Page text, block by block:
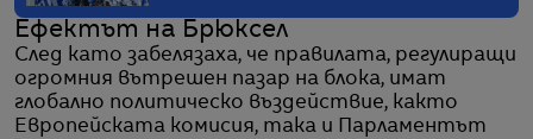
Ефектът на Брюксел
След като забелязаха, че правилата, регулиращи
огромния вътрешен пазар на блока, имат
глобално политическо въздействие, както
Европейската комисия, така и Парламентът